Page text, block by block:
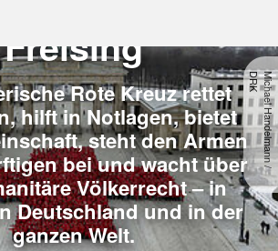
M
ic
h
a
e
l
H
a
n
d
e
lm
a
n
n
/
D
R
K
Freising
Rote Kreuz rettet
hilft in Notlagen, bietet
steht den Armen
bei und wacht über
Völkerrecht – in
Deutschland und in der
ganzen Welt.